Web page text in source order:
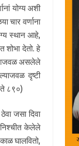
योग्य अशी
चार वर्णाना
स्थान आहे,
शोभा देतो. हे
असलेले
दृष्टी
ते ८९०)
जसा दिवा
निश्चीत केलेले
घालवितो,